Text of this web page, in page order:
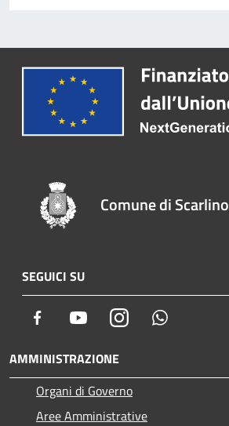
Comune di Scarlino
SEGUICI SU
Facebook YoutubeInstagram
AMMINISTRAZIONE
Organi di Governo
Aree Amministrative